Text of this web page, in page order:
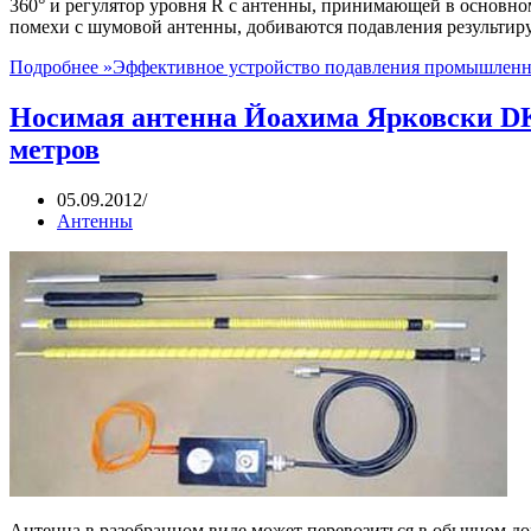
360° и регулятор уровня R с антенны, принимающей в
помехи с шумовой антенны, добиваются подавления
Подробнее »Эффективное устройство подавления
Носимая антенна Йоахима Ярковски
метров
05.09.2012
Антенны